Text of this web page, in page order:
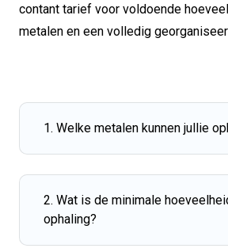
contant tarief voor voldoende
metalen en een volledig
1. Welke metalen kunnen jullie
2. Wat is de minimale
ophaling?